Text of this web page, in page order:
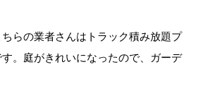
らの業者さんはトラック積み放題プ
。庭がきれいになったので、ガーデ